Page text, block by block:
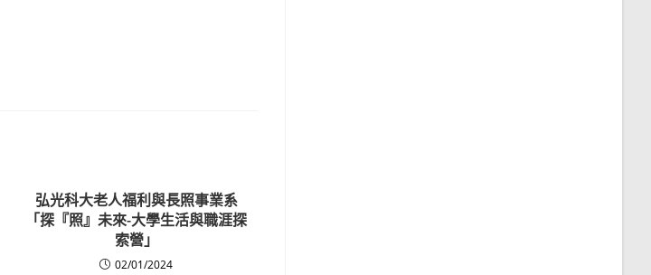
弘光科大老人福利與長照事業系
「探『照』未來-大學生活與職涯探
索營」
02/01/2024